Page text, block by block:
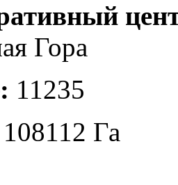
Гора
11235
108112 Га